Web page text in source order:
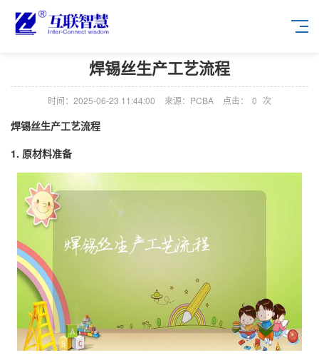
焊锡丝生产工艺流程
时间：2025-06-23 11:44:00 来源：PCBA 点击： 0 次
焊锡丝生产工艺流程
1. 原材料准备